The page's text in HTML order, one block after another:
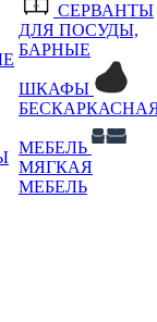
СЕРВАНТЫ
ДЛЯ ПОСУДЫ,
БАРНЫЕ
ШКАФЫ
МЕБЕЛЬ
МЯГКАЯ
МЕБЕЛЬ